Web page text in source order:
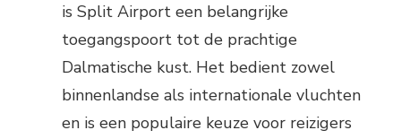
is Split Airport een belangrijke
toegangspoort tot de prachtige
Dalmatische kust. Het bedient zowel
binnenlandse als internationale vluchten
en is een populaire keuze voor reizigers